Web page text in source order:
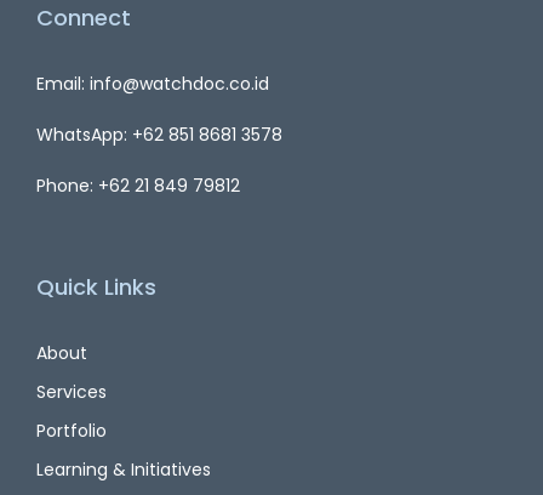
Connect
Email: info@watchdoc.co.id
WhatsApp: +62 851 8681 3578
Phone: +62 21 849 79812
Quick Links
About
Services
Portfolio
Learning & Initiatives